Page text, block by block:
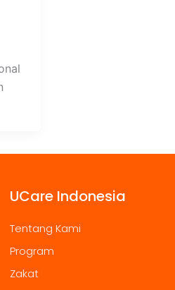
UCare Indonesia
Tentang Kami
Program
Zakat